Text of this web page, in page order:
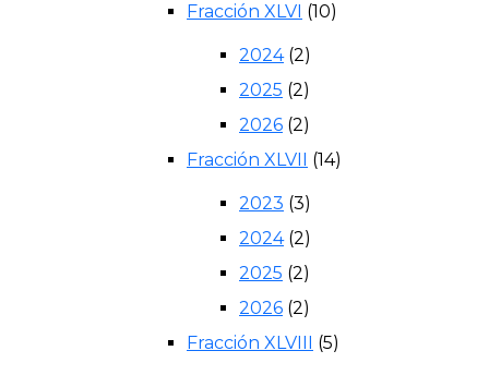
Fracción XLVI (10)
2024(2)
2025 (2)
2026 (2)
Fracción XLVII
(14)
2023 (3)
2024(2)
2025 (2)
2026 (2)
Fracción XLVIII
(5)